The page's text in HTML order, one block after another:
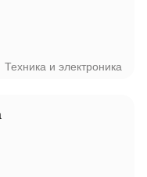
Техника и электроника